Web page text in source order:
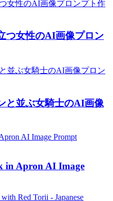
つ女性のAI画像プロン
と並ぶ女騎士のAI画像
in Apron AI Image